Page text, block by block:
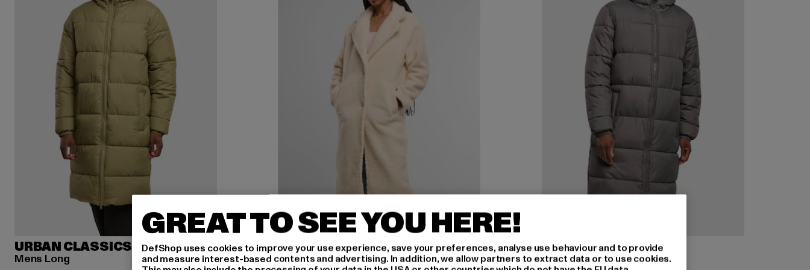
URBAN CLASSICS
Mens Long
URBAN CLASSICS
Ladies Teddy Long
URBAN CLASSICS
Mens Long Puffer Coat
GREAT TO SEE YOU HERE!
DefShop uses cookies to improve your use experience, save your preferences, analyse use behaviour and to provide
and measure interest-based contents and advertising. In addition, we allow partners to extract data or to use cookies.